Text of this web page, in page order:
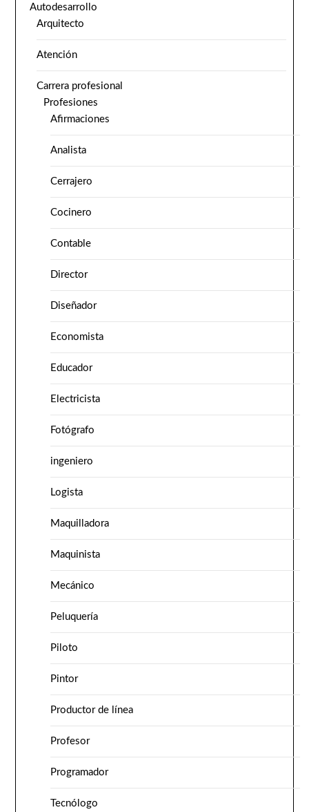
Autodesarrollo
Arquitecto
Atención
Carrera profesional
Profesiones
Afirmaciones
Analista
Cerrajero
Cocinero
Contable
Director
Diseñador
Economista
Educador
Electricista
Fotógrafo
ingeniero
Logista
Maquilladora
Maquinista
Mecánico
Peluquería
Piloto
Pintor
Productor de línea
Profesor
Programador
Tecnólogo